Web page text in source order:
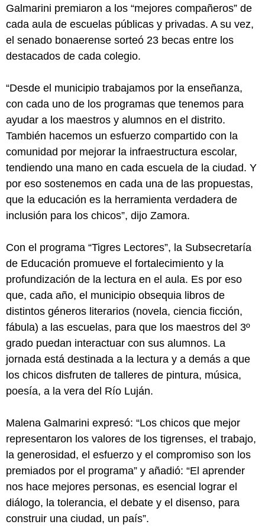
Galmarini premiaron a los “mejores compañeros” de
cada aula de escuelas públicas y privadas. A su vez,
el senado bonaerense sorteó 23 becas entre los
destacados de cada colegio.
“Desde el municipio trabajamos por la enseñanza,
con cada uno de los programas que tenemos para
ayudar a los maestros y alumnos en el distrito.
También hacemos un esfuerzo compartido con la
comunidad por mejorar la infraestructura escolar,
tendiendo una mano en cada escuela de la ciudad. Y
por eso sostenemos en cada una de las propuestas,
que la educación es la herramienta verdadera de
inclusión para los chicos”, dijo Zamora.
Con el programa “Tigres Lectores”, la Subsecretaría
de Educación promueve el fortalecimiento y la
profundización de la lectura en el aula. Es por eso
que, cada año, el municipio obsequia libros de
distintos géneros literarios (novela, ciencia ficción,
fábula) a las escuelas, para que los maestros del 3º
grado puedan interactuar con sus alumnos. La
jornada está destinada a la lectura y a demás a que
los chicos disfruten de talleres de pintura, música,
poesía, a la vera del Río Luján.
Malena Galmarini expresó: “Los chicos que mejor
representaron los valores de los tigrenses, el trabajo,
la generosidad, el esfuerzo y el compromiso son los
premiados por el programa” y añadió: “El aprender
nos hace mejores personas, es esencial lograr el
diálogo, la tolerancia, el debate y el disenso, para
construir una ciudad, un país”.